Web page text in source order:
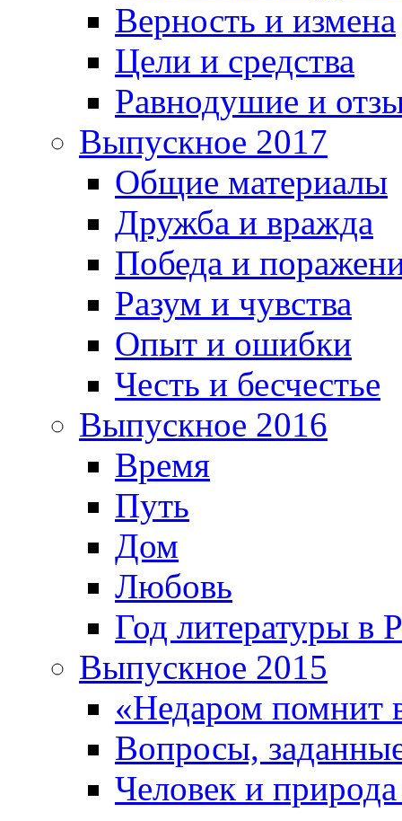
Верность и измена
Цели и средства
Равнодушие и
Выпускное 2017
Общие материалы
Дружба и вражда
Победа и
Разум и чувства
Опыт и ошибки
Честь и бесчестье
Выпускное 2016
Время
Путь
Дом
Любовь
Год литературы в
Выпускное 2015
«Недаром помнит
Вопросы,
Человек и